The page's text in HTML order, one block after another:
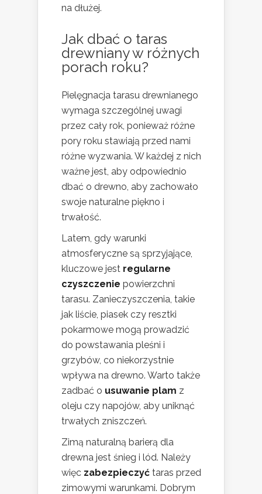
na dłużej.
Jak dbać o taras
drewniany w różnych
porach roku?
Pielęgnacja tarasu drewnianego
wymaga szczególnej uwagi
przez cały rok, ponieważ różne
pory roku stawiają przed nami
różne wyzwania. W każdej z nich
ważne jest, aby odpowiednio
dbać o drewno, aby zachowało
swoje naturalne piękno i
trwałość.
Latem, gdy warunki
atmosferyczne są sprzyjające,
kluczowe jest regularne
czyszczenie powierzchni
tarasu. Zanieczyszczenia, takie
jak liście, piasek czy resztki
pokarmowe mogą prowadzić
do powstawania pleśni i
grzybów, co niekorzystnie
wpływa na drewno. Warto także
zadbać o usuwanie plam z
oleju czy napojów, aby uniknąć
trwałych zniszczeń.
Zimą naturalną barierą dla
drewna jest śnieg i lód. Należy
więc zabezpieczyć taras przed
zimowymi warunkami. Dobrym